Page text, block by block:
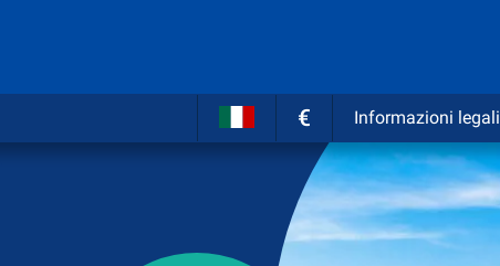
€ Informazioni legali